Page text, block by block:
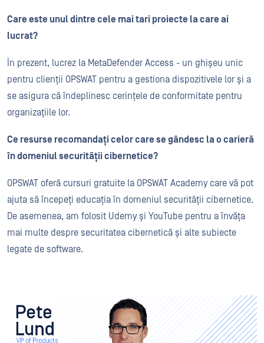
Care este unul dintre cele mai tari proiecte la care ai
lucrat?
În prezent, lucrez la MetaDefender Access - un ghișeu unic
pentru clienții OPSWAT pentru a gestiona dispozitivele lor și a
se asigura că îndeplinesc cerințele de conformitate pentru
organizațiile lor.
Ce resurse recomandați celor care se gândesc la o carieră
în domeniul securității cibernetice?
OPSWAT oferă cursuri gratuite la OPSWAT Academy care vă pot
ajuta să începeți educația în domeniul securității cibernetice.
De asemenea, am folosit Udemy și YouTube pentru a învăța
mai multe despre securitatea cibernetică și alte subiecte
legate de software.